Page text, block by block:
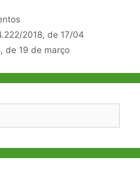
2018, de 17/04
de 19 de março